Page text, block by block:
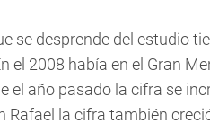
se desprende del estudio
el 2008 había en el Gran
el año pasado la cifra se
Rafael la cifra también